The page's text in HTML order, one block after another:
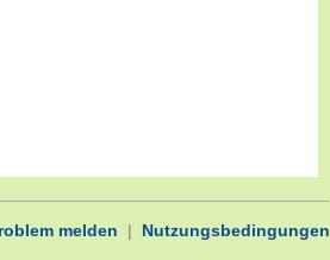
melden | Nutzungsbedingungen